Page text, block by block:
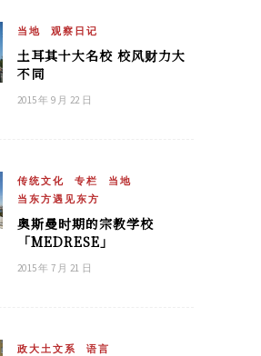
当地 观察日记
土耳其十大名校 校风财力大
不同
2015 年 9 月 22 日
传统文化 专栏
当地
当东方遇见东方
奥斯曼时期的宗教学校
「MEDRESE」
2015 年 7 月 21 日
政大土文系 语言